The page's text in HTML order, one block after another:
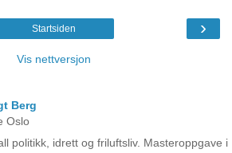
›
Startsiden
Vis nettversjon
Berg
Oslo
politikk, idrett og friluftsliv. Masteroppgave i